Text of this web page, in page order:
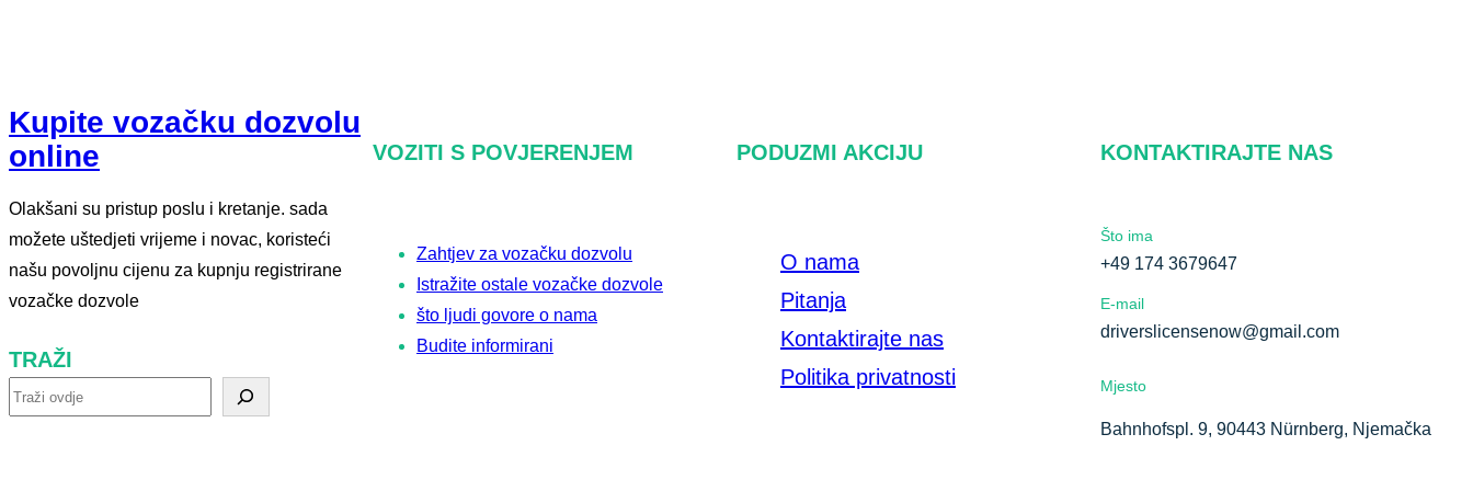
Kupite vozačku dozvolu
online
Olakšani su pristup poslu i kretanje. sada
možete uštedjeti vrijeme i novac, koristeći
našu povoljnu cijenu za kupnju registrirane
vozačke dozvole
TRAŽI
t
VOZITI S POVJERENJEM
Zahtjev za vozačku dozvolu
Istražite ostale vozačke dozvole
što ljudi govore o nama
Budite informirani
PODUZMI AKCIJU
O nama
Pitanja
Kontaktirajte nas
Politika privatnosti
KONTAKTIRAJTE NAS
Što ima
+49 174 3679647
E-mail
driverslicensenow@gmail.com
Mjesto
Bahnhofspl. 9, 90443 Nürnberg, Njemačka